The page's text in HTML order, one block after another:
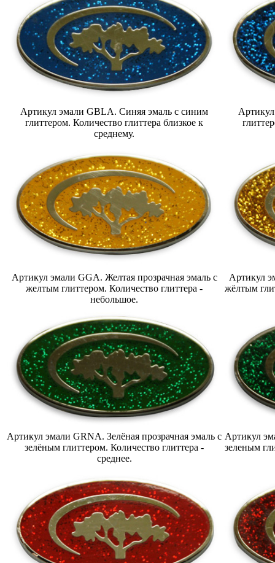
Артикул эмали GBLA. Синяя эмаль с синим
глиттером. Количество глиттера близкое к
среднему.
Артикул эмали GGA. Желтая прозрачная эмаль с
желтым глиттером. Количество глиттера -
небольшое.
Артикул
жёлтым
Артикул эмали GRNA. Зелёная прозрачная эмаль с
зелёным глиттером. Количество глиттера -
среднее.
Артикул
зеленым